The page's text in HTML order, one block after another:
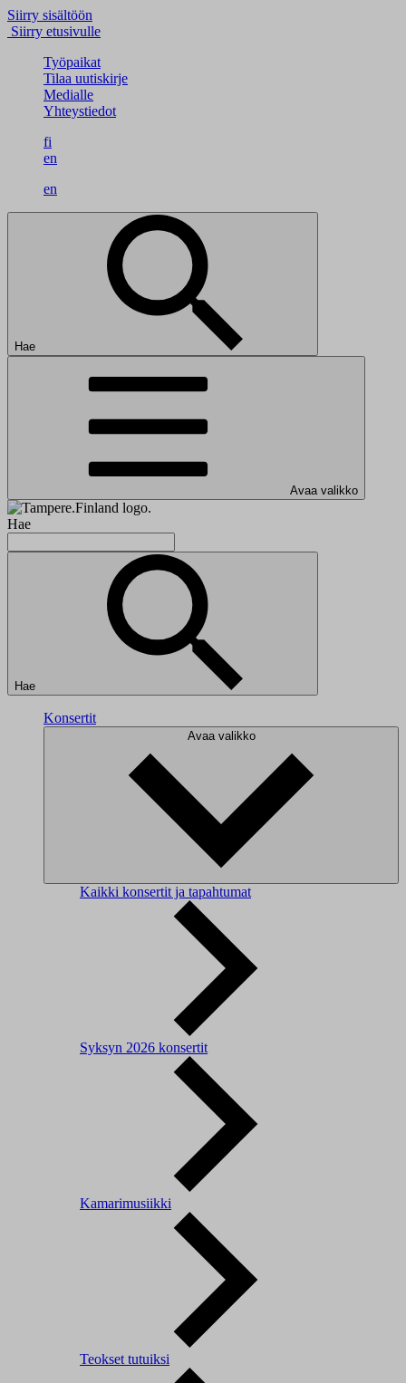
Siirry sisältöön
Siirry etusivulle
Työpaikat
Tilaa uutiskirje
Medialle
Yhteystiedot
fi
en
en
Hae
Avaa valikko
Hae
Hae
Konsertit
Avaa valikko
Kaikki konsertit ja tapahtumat
Syksyn 2026 konsertit
Kamarimusiikki
Teokset tutuiksi